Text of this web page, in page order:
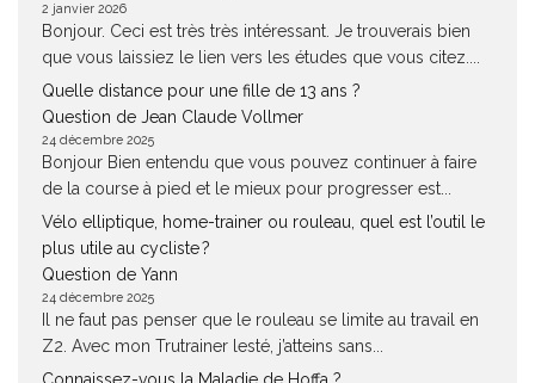
2 janvier 2026
Bonjour. Ceci est très très intéressant. Je trouverais bien
que vous laissiez le lien vers les études que vous citez....
Quelle distance pour une fille de 13 ans ?
Question de Jean Claude Vollmer
24 décembre 2025
Bonjour Bien entendu que vous pouvez continuer à faire
de la course à pied et le mieux pour progresser est...
Vélo elliptique, home-trainer ou rouleau, quel est l’outil le
plus utile au cycliste ?
Question de Yann
24 décembre 2025
Il ne faut pas penser que le rouleau se limite au travail en
Z2. Avec mon Trutrainer lesté, j’atteins sans...